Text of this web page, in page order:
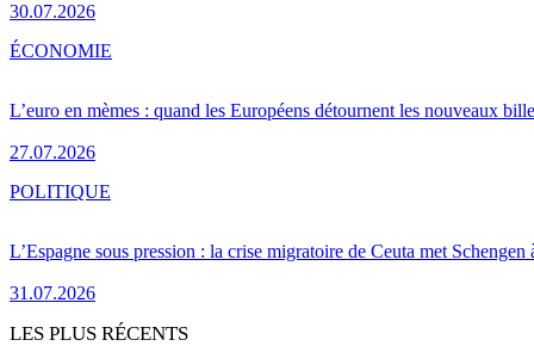
30.07.2026
L’euro en mèmes : quand les Européens détournent les nouveaux
27.07.2026
ÉCONOMIE
L’Espagne sous pression : la crise migratoire de Ceuta met Schengen
31.07.2026
POLITIQUE
LES PLUS RÉCENTS